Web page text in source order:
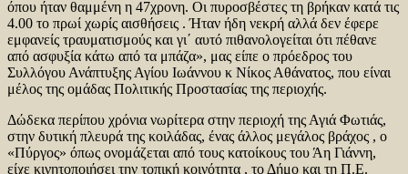
όπου ήταν θαμμένη η 47χρονη. Οι πυροσβέστες τη βρήκαν κατά τις
4.00 το πρωί χωρίς αισθήσεις . Ήταν ήδη νεκρή αλλά δεν έφερε
εμφανείς τραυματισμούς και γι΄ αυτό πιθανολογείται ότι πέθανε
από ασφυξία κάτω από τα μπάζα», μας είπε ο πρόεδρος του
Συλλόγου Ανάπτυξης Αγίου Ιωάννου κ Νίκος Αθάνατος, που είναι
μέλος της ομάδας Πολιτικής Προστασίας της περιοχής.
Δώδεκα περίπου χρόνια νωρίτερα στην περιοχή της Αγιά Φωτιάς,
στην δυτική πλευρά της κοιλάδας, ένας άλλος μεγάλος βράχος , ο
«Πύργος» όπως ονομάζεται από τους κατοίκους του Άη Γιάννη,
είχε κινητοποιήσει την τοπική κοινότητα , το Δήμο και τη Π.Ε.